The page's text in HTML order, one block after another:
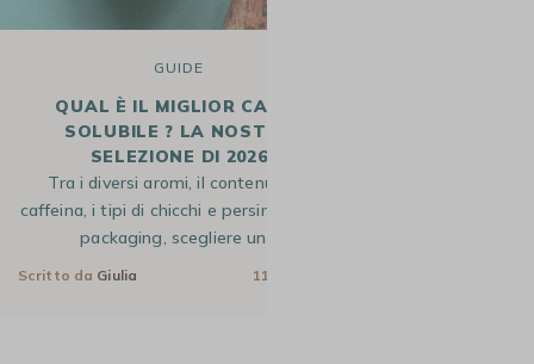
GUIDE
QUAL È IL MIGLIOR CAFFÈ
SOLUBILE ? LA NOSTRA
SELEZIONE DI 2026
Tra i diversi aromi, il contenuto di
caffeina, i tipi di chicchi e persino i tipi di
packaging, scegliere un…
Scritto da Giulia 11 Gen 2025